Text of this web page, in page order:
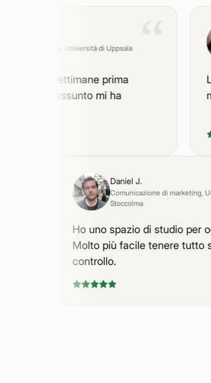
“
, Università di Uppsala
due settimane prima
— il riassunto mi ha
La
Daniel J.
Comunicazione di
Stoccolma
Ho uno spazio di studio
Molto più facile tenere
controllo.